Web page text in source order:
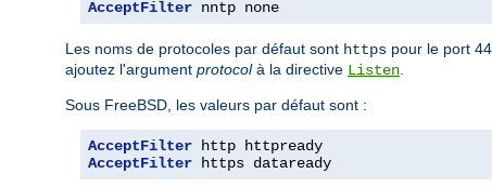
AcceptFilter nntp none
Les noms de protocoles par défaut sont https pour le port
ajoutez l'argument protocolà la directive Listen
Sous FreeBSD, les valeurs par défaut sont :
AcceptFilter
AcceptFilter https dataready